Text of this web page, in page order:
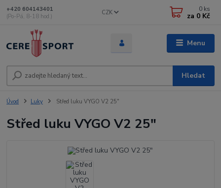
Menu
CZK
Hledat
+420 604143401
(Po-Pá, 8-18 hod.)
0 ks
za 0 Kč
Úvod Luky Střed luku VYGO V2 25"
Střed luku VYGO V2 25"